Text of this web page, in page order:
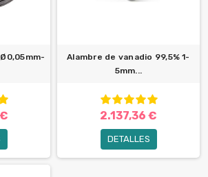
Alambre de vanadio 99,5% 1-
5mm...
2.137,36 €
DETALLES